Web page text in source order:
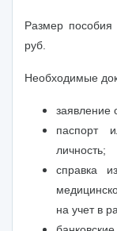
Размер пособия
руб.
Необходимые
заявление
паспорт
личность;
справка
на учет в